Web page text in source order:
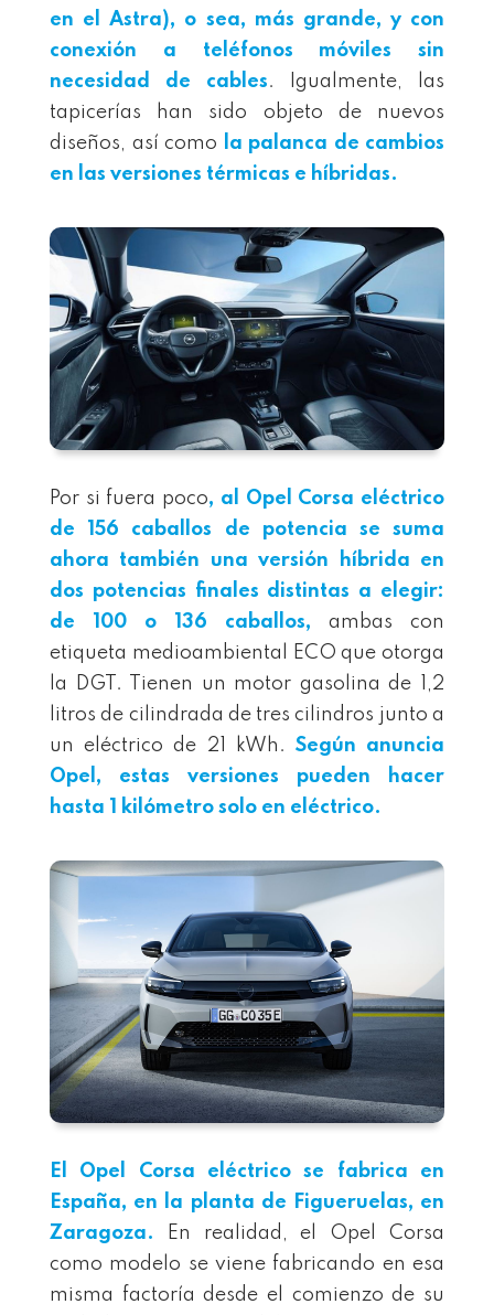
en el Astra), o sea, más grande, y con
conexión a teléfonos móviles sin
necesidad de cables. Igualmente, las
tapicerías han sido objeto de nuevos
diseños, así como
la palanca de cambios
en las versiones térmicas e híbridas.
Por si fuera poco, al Opel Corsa eléctrico
de 156 caballos de potencia se suma
ahora también una versión híbrida en
dos potencias finales distintas a elegir:
de 100 o 136 caballos, ambas con
etiqueta medioambiental ECO que otorga
la DGT. Tienen un motor gasolina de 1,2
litros de cilindrada de tres cilindros junto a
un eléctrico de 21 kWh. Según anuncia
Opel, estas versiones pueden hacer
hasta 1 kilómetro solo en eléctrico.
El Opel Corsa eléctrico se fabrica en
España, en la planta de Figueruelas, en
Zaragoza.
En realidad, el Opel Corsa
como modelo se viene fabricando en esa
misma factoría desde el comienzo de su